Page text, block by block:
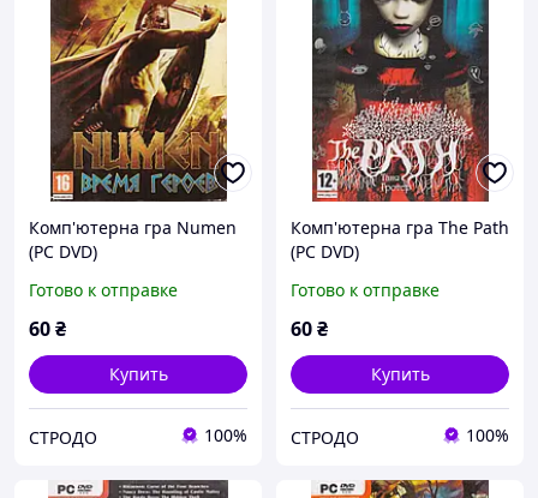
Комп'ютерна гра Numen
(PC DVD)
Готово к отправке
60₴
Купить
СТРОДО 100%
Комп'ютерна гра The Path
(PC DVD)
Готово к отправке
60₴
Купить
СТРОДО 100%